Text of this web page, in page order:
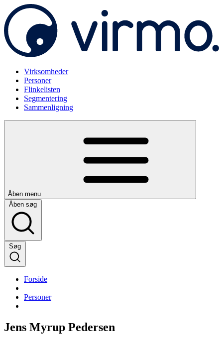
Virksomheder
Personer
Flinkelisten
Segmentering
Sammenligning
Åben menu
Åben søg
Søg
Forside
Personer
Jens Myrup Pedersen